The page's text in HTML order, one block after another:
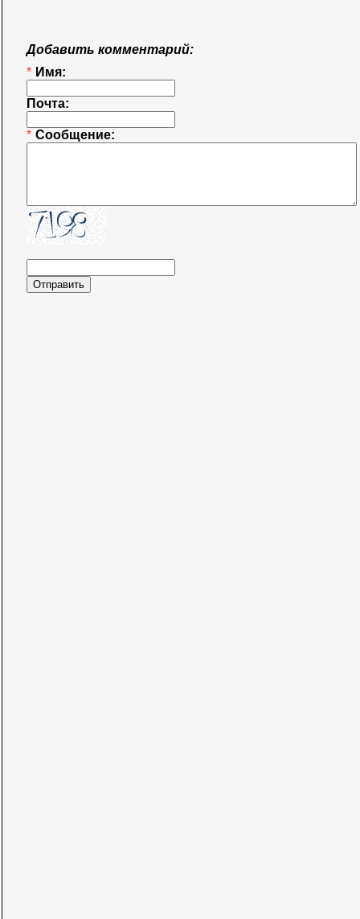
Добавить комментарий:
* Имя:
Почта:
* Сообщение: